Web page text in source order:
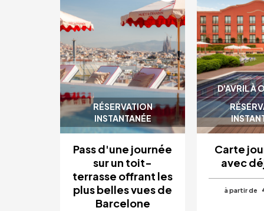
RÉSERVATION
INSTANTANÉE
Pass d'une journée
sur un toit-
terrasse offrant les
plus belles vues de
Barcelone
D'AVRIL À
Carte
avec
à partir de